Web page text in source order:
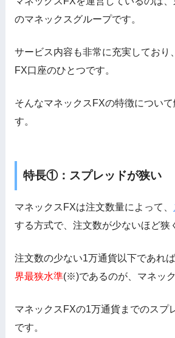
のマネックスグループです。
サービス内容も非常に充実しており
FX口座のひとつです。
そんなマネックスFXの特徴について
す。
特長①：スプレッドが狭い
マネックスFXは注文数量によって、
する方式で、注文数が少ないほど狭
注文数の少ない1万通貨以下であれ
界最狭水準(※)であるのが、マネッ
マネックスFXの1万通貨までのスプ
です。